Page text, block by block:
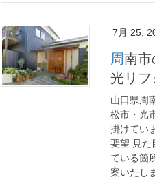
7月 25,
周南市の「立体感のある外壁」外壁塗装工事事例 ｜ 周南・下松・
光リフ
山口県周
松市・光
掛けてい
要望 見た
ている箇
案いたし